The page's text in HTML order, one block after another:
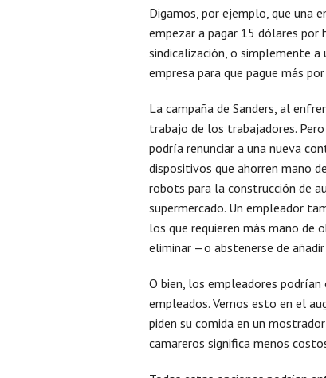
Digamos, por ejemplo, que una
empezar a pagar 15 dólares por
sindicalización, o simplemente a
empresa para que pague más
La campaña de Sanders, al
trabajo de los trabajadores.
podría renunciar a una nueva
dispositivos que ahorren mano
robots para la construcción de
supermercado. Un empleador
los que requieren más mano de
eliminar —o abstenerse de
O bien, los empleadores
empleados. Vemos esto en el
piden su comida en un
camareros significa menos